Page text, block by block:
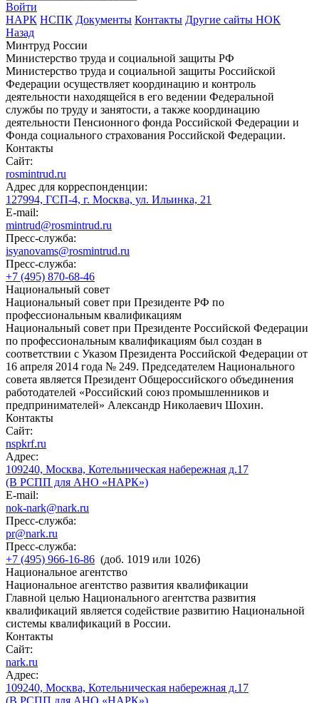
Войти
НАРК НСПК Документы Контакты Другие сайты НОК
Назад
Минтруд России
Министерство труда и социальной защиты РФ
Министерство труда и социальной защиты Российской
Федерации осуществляет координацию и контроль
деятельности находящейся в его ведении Федеральной
службы по труду и занятости, а также координацию
деятельности Пенсионного фонда Российской Федерации и
Фонда социального страхования Российской Федерации.
Контакты
Сайт:
rosmintrud.ru
Адрес для корреспонденции:
127994, ГСП-4, г. Москва, ул. Ильинка, 21
E-mail:
mintrud@rosmintrud.ru
Пресс-служба:
isyanovams@rosmintrud.ru
Пресс-служба:
+7 (495) 870-68-46
Национальный совет
Национальный совет при Президенте РФ по
профессиональным квалификациям
Национальный совет при Президенте Российской Федерации
по профессиональным квалификациям был создан в
соответствии с Указом Президента Российской Федерации от
16 апреля 2014 года № 249. Председателем Национального
совета является Президент Общероссийского объединения
работодателей «Российский союз промышленников и
предпринимателей» Александр Николаевич Шохин.
Контакты
Сайт:
nspkrf.ru
Адрес:
109240, Москва, Котельническая набережная д.17
(В РСПП для АНО «НАРК»)
E-mail:
nok-nark@nark.ru
Пресс-служба:
pr@nark.ru
Пресс-служба:
+7 (495) 966-16-86 (доб. 1019 или 1026)
Национальное агентство
Национальное агентство развития квалификации
Главной целью Национального агентства развития
квалификаций является содействие развитию Национальной
системы квалификаций в России.
Контакты
Сайт:
nark.ru
Адрес:
109240, Москва, Котельническая набережная д.17
(В РСПП для АНО «НАРК»)